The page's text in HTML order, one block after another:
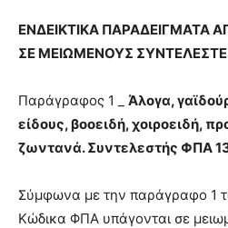
ΕΝΔΕΙΚΤΙΚΑ ΠΑΡΑΔΕΙΓΜΑΤΑ
ΣΕ ΜΕΙΩΜΕΝΟΥΣ
Παράγραφος 1 _ Άλογα,
είδους, βοοειδή, χοιροειδή,
ζωντανά. Συντελεστής ΦΠΑ
Σύμφωνα με την παράγραφο 1
Κώδικα ΦΠΑ υπάγονται σε